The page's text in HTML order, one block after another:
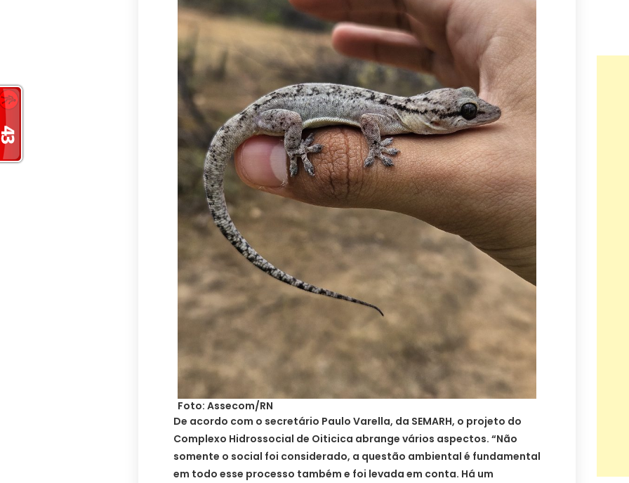
Foto: Assecom/RN
De acordo com o secretário Paulo Varella, da SEMARH, o projeto do
Complexo Hidrossocial de Oiticica abrange vários aspectos. “Não
somente o social foi considerado, a questão ambiental é fundamental
em todo esse processo também e foi levada em conta. Há um